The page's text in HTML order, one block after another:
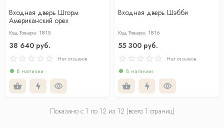
Входная дверь Шторм
Американский орех
Код Товара: 1815
38 640 руб.
Нет отзывов
В наличии
Входная дверь Шэбби
Код Товара: 1816
55 300 руб.
Нет отзывов
В наличии
Показано с 1 по 12 из 12 (всего 1 страниц)